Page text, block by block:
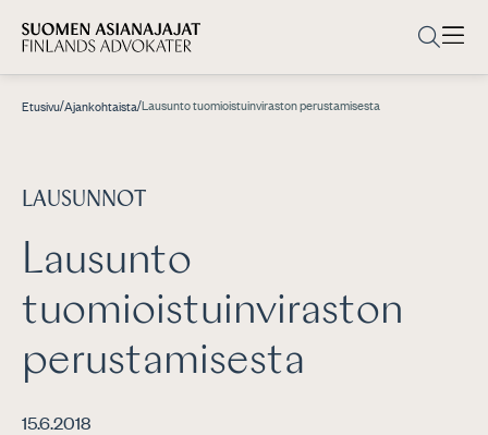
Etusivu/Ajankohtaista/Lausunto tuomioistuinviraston perustamisesta
LAUSUNNOT
Lausunto
tuomioistuinviraston
perustamisesta
15.6.2018